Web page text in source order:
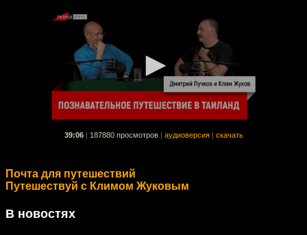
39:06 187880 просмотров аудиоверсия скачать
Почта для путешествий
Путешествуй с Климом Жуковым
В новостях